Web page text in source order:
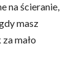
na ścieranie,
masz
mało